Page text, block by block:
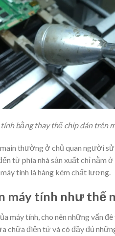
bằng thay thế chip dán trên
thường ở chủ quan người
từ phía nhà sản xuất chỉ nằm
tính là hàng kém chất lượng.
máy tính như thế
máy tính, cho nên những vấn
chữa điện tử và có đầy đủ